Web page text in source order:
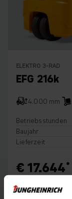
ELEKTRO 3-RAD
EFG 216k
4.000 mm
Betriebsstunden
Baujahr
Lieferzeit
€ 17.644